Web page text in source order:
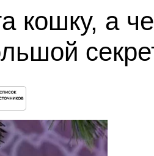
кошку, а